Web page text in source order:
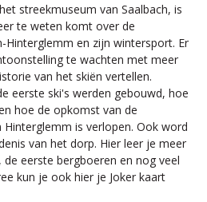
streekmuseum van Saalbach, is
te weten komt over de
Hinterglemm en zijn wintersport. Er
te wachten met meer
van het skiën vertellen.
eerste ski's werden gebouwd, hoe
hoe de opkomst van de
is verlopen. Ook word
van het dorp. Hier leer je meer
eerste bergboeren en nog veel
kun je ook hier je Joker kaart